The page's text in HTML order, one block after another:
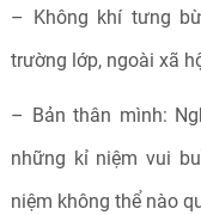
– Không khí tưng
trường lớp, ngoài xã
– Bản thân mình:
những kỉ niệm vui
niệm không thể nào